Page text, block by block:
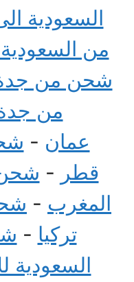
السعودية
من السعودية
شحن من جدة
من
عمان -
قطر -
المغرب -
تركيا -
السعودية